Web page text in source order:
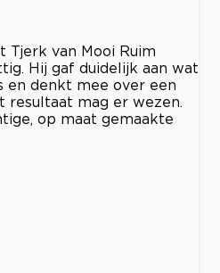
Tjerk van Mooi Ruim
Hij gaf duidelijk aan wat
en denkt mee over een
mag er wezen.
op maat gemaakte